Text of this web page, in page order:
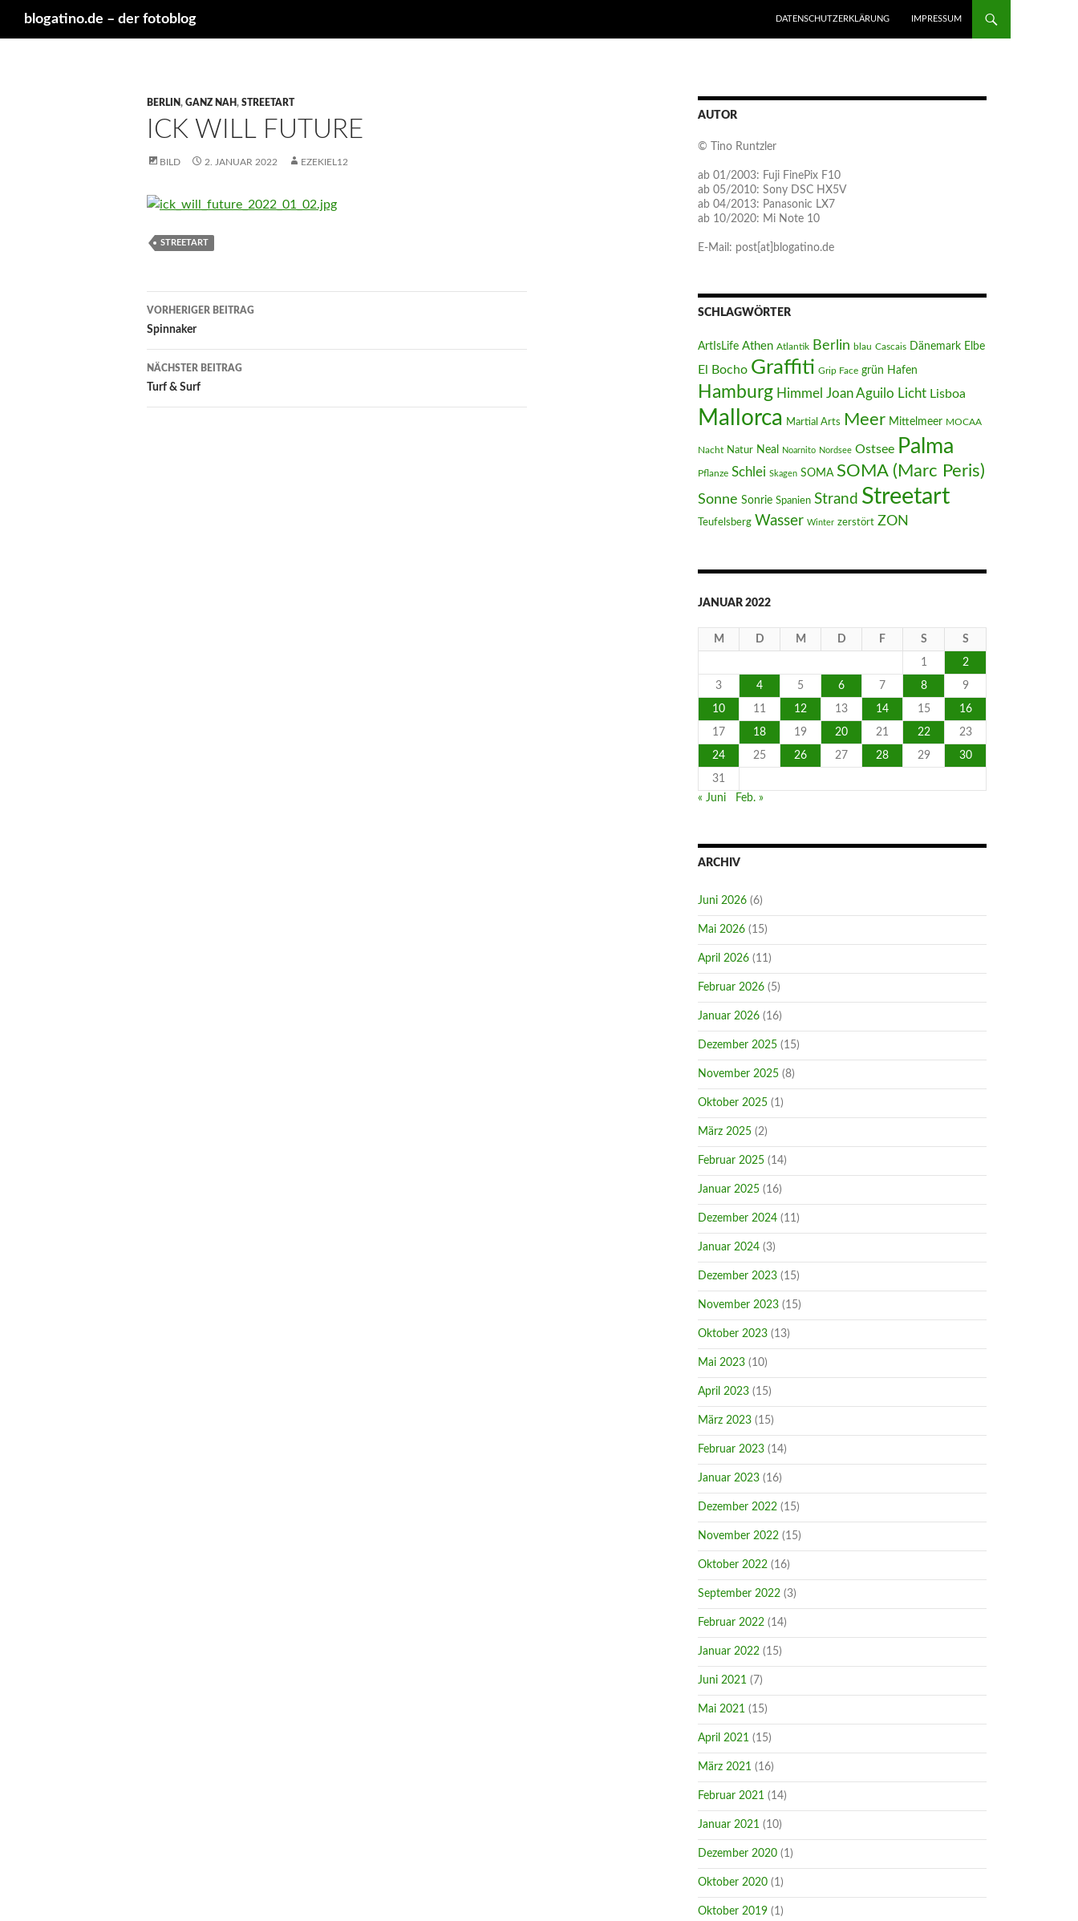
blogatino.de – der fotoblog
DATENSCHUTZERKLÄRUNG
IMPRESSUM
BERLIN, GANZ NAH, STREETART
ICK WILL FUTURE
BILD 2. JANUAR 2022 EZEKIEL12
STREETART
Beitragsnavigation
VORHERIGER BEITRAG
Spinnaker
NÄCHSTER BEITRAG
Turf & Surf
AUTOR
© Tino Runtzler
ab 01/2003: Fuji FinePix F10
ab 05/2010: Sony DSC HX5V
ab 04/2013: Panasonic LX7
ab 10/2020: Mi Note 10
E-Mail: post[at]blogatino.de
SCHLAGWÖRTER
ArtIsLife Athen Atlantik Berlin blau Cascais Dänemark Elbe
El Bocho Graffiti Grip Face grün Hafen
Hamburg Himmel Joan Aguilo Licht Lisboa
Mallorca Martial Arts Meer Mittelmeer MOCAA
Nacht Natur Neal Noarnito Nordsee Ostsee Palma
Pflanze Schlei Skagen SOMA SOMA (Marc Peris)
Sonne Sonrie Spanien Strand Streetart
Teufelsberg Wasser Winter zerstört ZON
JANUAR 2022
M D M D F S S
1 2
3 4 5 6 7 8 9
10 11 12 13 14 15 16
17 18 19 20 21 22 23
24 25 26 27 28 29 30
31
« Juni
Feb. »
ARCHIV
Juni 2026 (6)
Mai 2026 (15)
April 2026 (11)
Februar 2026 (5)
Januar 2026 (16)
Dezember 2025 (15)
November 2025 (8)
Oktober 2025 (1)
März 2025 (2)
Februar 2025 (14)
Januar 2025 (16)
Dezember 2024 (11)
Januar 2024 (3)
Dezember 2023 (15)
November 2023 (15)
Oktober 2023 (13)
Mai 2023 (10)
April 2023 (15)
März 2023 (15)
Februar 2023 (14)
Januar 2023 (16)
Dezember 2022 (15)
November 2022 (15)
Oktober 2022 (16)
September 2022 (3)
Februar 2022 (14)
Januar 2022 (15)
Juni 2021 (7)
Mai 2021 (15)
April 2021 (15)
März 2021 (16)
Februar 2021 (14)
Januar 2021 (10)
Dezember 2020 (1)
Oktober 2020 (1)
Oktober 2019 (1)